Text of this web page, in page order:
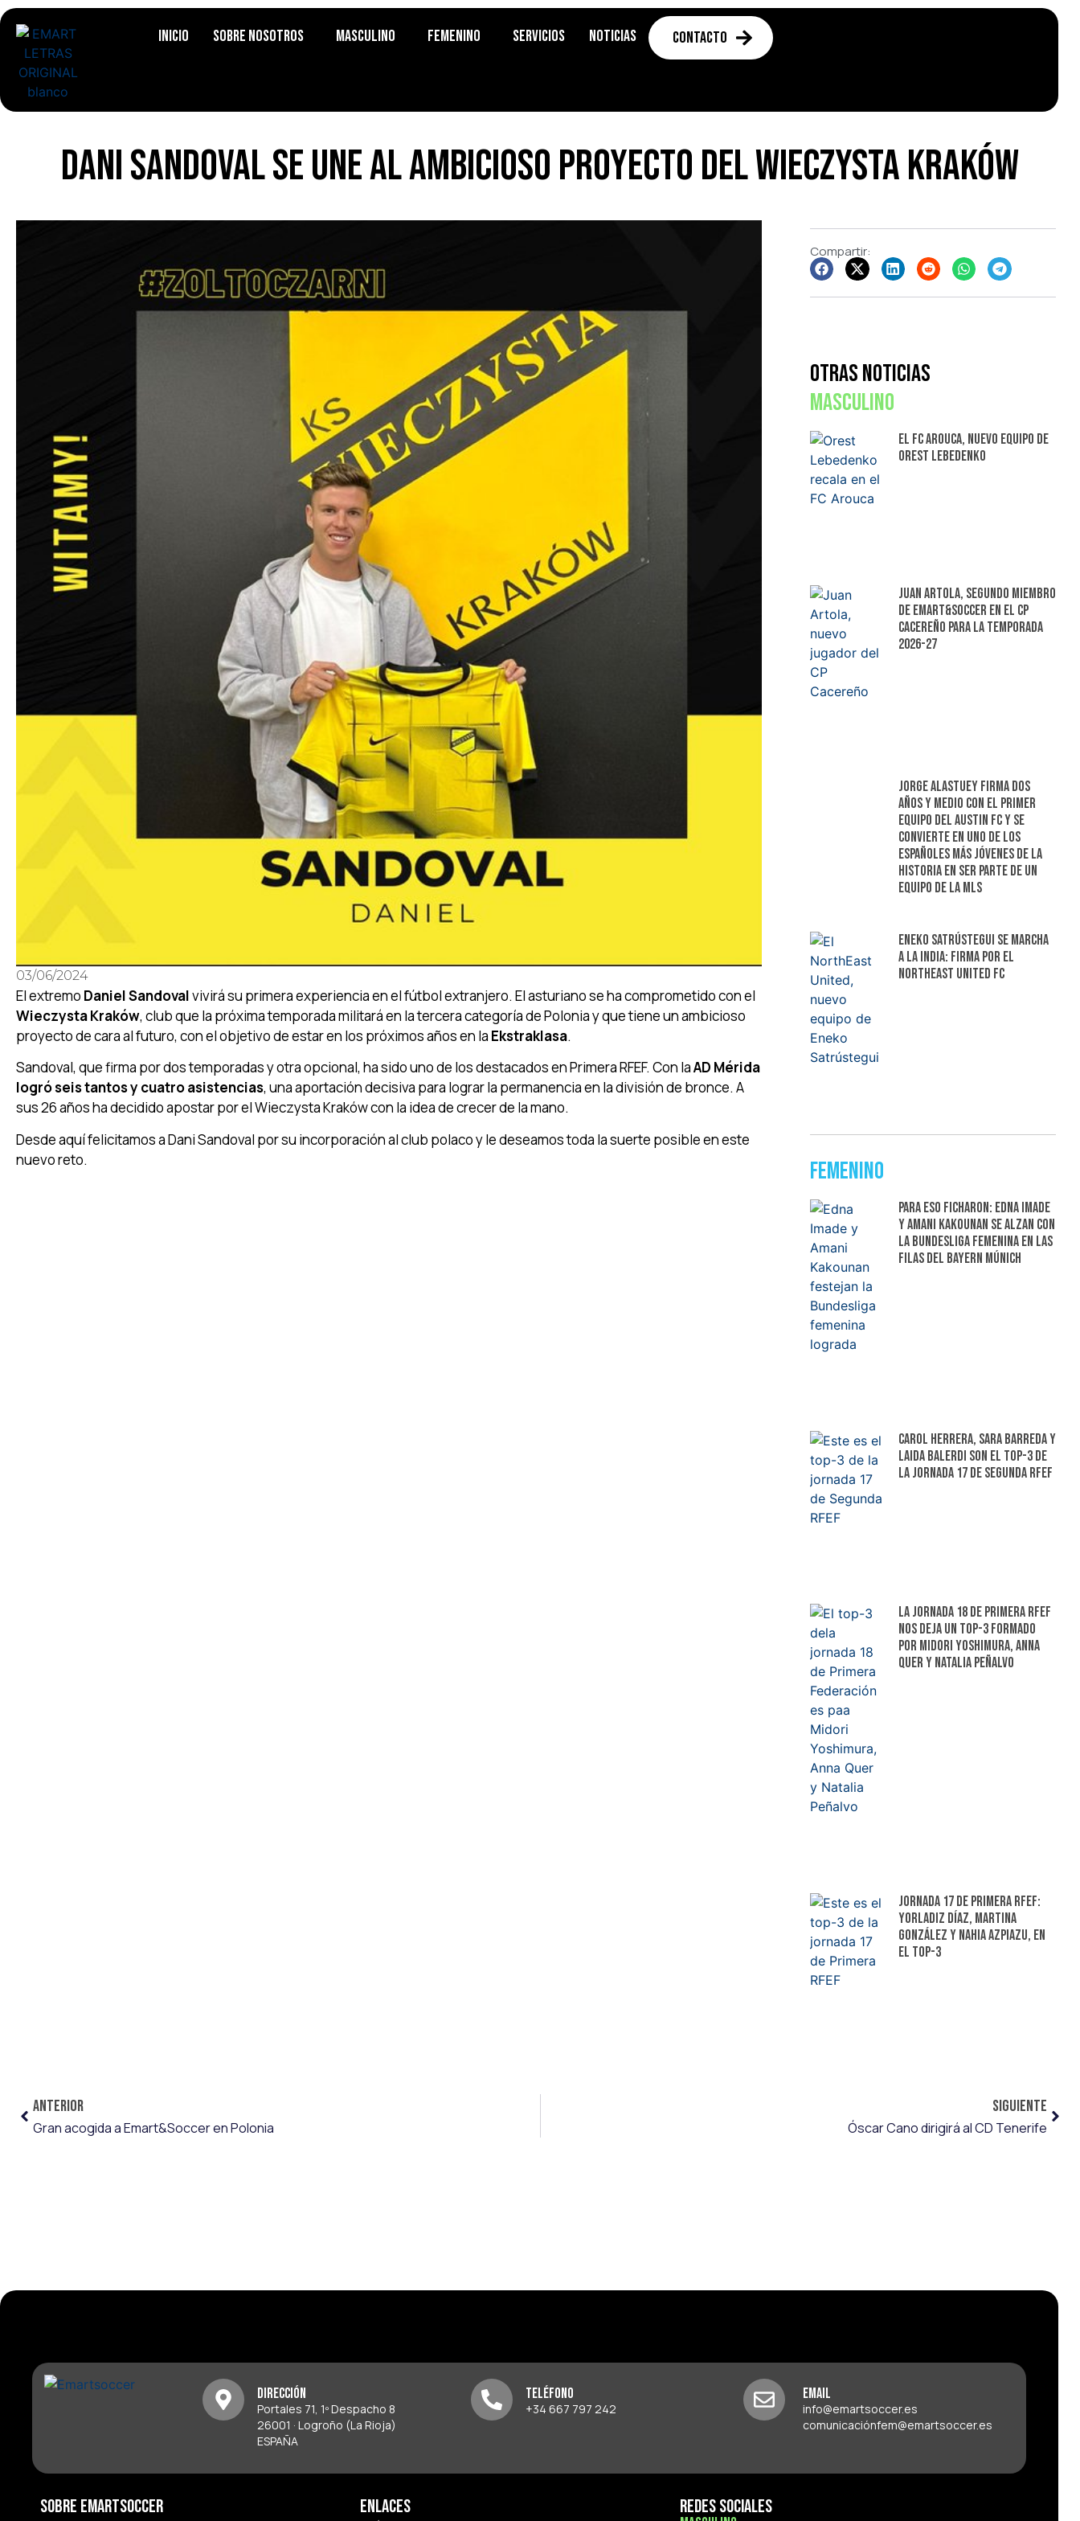
Inicio Sobre Nosotros Masculino Femenino Servicios Noticias Contacto
Dani Sandoval se une al ambicioso proyecto del Wieczysta Kraków
03/06/2024
El extremo Daniel Sandovalvivirá su primera experiencia en el fútbol extranjero. El asturiano se ha comprometido con el
Wieczysta Kraków, club que la próxima temporada militará en la tercera categoría de Polonia y que tiene un ambicioso
proyecto de cara al futuro, con el objetivo de estar en los próximos años en la Ekstraklasa.
Sandoval, que firma por dos temporadas y otra opcional, ha sido uno de los destacados en Primera RFEF. Con laAD Mérida
logró seis tantos y cuatro asistencias, una aportación decisiva para lograr la permanencia en la división de bronce. A
sus 26 años ha decidido apostar por el Wieczysta Kraków con la idea de crecer de la mano.
Desde aquí felicitamos a Dani Sandoval por su incorporación al club polaco y le deseamos toda la suerte posible en este
nuevo reto.
Compartir:
Otras Noticias
Masculino
El FC Arouca, nuevo equipo de
Orest Lebedenko
Juan Artola, segundo miembro
de Emart&Soccer en el CP
Cacereño para la temporada
2026-27
Jorge Alastuey firma dos
años y medio con el primer
equipo del Austin FC y se
convierte en uno de los
españoles más jóvenes de la
historia en ser parte de un
equipo de la MLS
Eneko Satrústegui se marcha
a la India: firma por el
NorthEast United FC
Femenino
Para eso ficharon: Edna Imade
y Amani Kakounan se alzan con
la Bundesliga femenina en las
filas del Bayern Múnich
Carol Herrera, Sara Barreda y
Laida Balerdi son el top-3 de
la jornada 17 de Segunda RFEF
La jornada 18 de Primera RFEF
nos deja un top-3 formado
por Midori Yoshimura, Anna
Quer y Natalia Peñalvo
Jornada 17 de Primera RFEF:
Yorladiz Díaz, Martina
González y Nahia Azpiazu, en
el top-3
ANTERIOR
Gran acogida a Emart&Soccer en Polonia
SIGUIENTE
Óscar Cano dirigirá al CD Tenerife
Dirección
Portales 71, 1º Despacho 8
26001 · Logroño (La Rioja)
ESPAÑA
Teléfono
+34 667 797 242
Email
info@emartsoccer.es
comunicaciónfem@emartsoccer.es
Sobre Emartsoccer Enlaces Redes Sociales